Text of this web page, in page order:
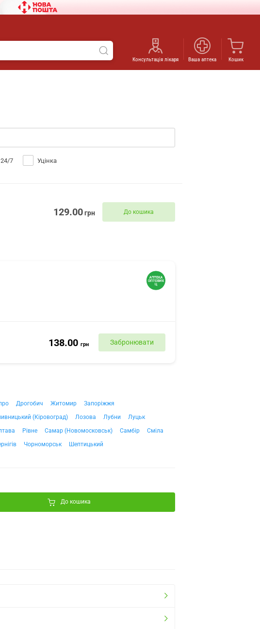
Консультація лікаря Ваша аптека Кошик
7 Уцінка
129.00грн До кошика
138.00 грн Забронювати
Дрогобич Житомир
Запоріжжя
(Кіровоград) Лозова Лубни
Луцьк
Рівне Самар (Новомосковськ) Самбір
Сміла
Чорноморськ Шептицький
До кошика